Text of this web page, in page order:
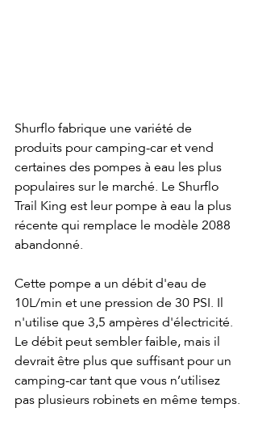
Shurflo fabrique une variété de
produits pour camping-car et vend
certaines des pompes à eau les plus
populaires sur le marché. Le Shurflo
Trail King est leur pompe à eau la plus
récente qui remplace le modèle 2088
abandonné.
Cette pompe a un débit d'eau de
10L/min et une pression de 30 PSI. Il
n'utilise que 3,5 ampères d'électricité.
Le débit peut sembler faible, mais il
devrait être plus que suffisant pour un
camping-car tant que vous n’utilisez
pas plusieurs robinets en même temps.